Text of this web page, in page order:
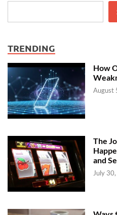
TRENDING
How
August
The
and
July